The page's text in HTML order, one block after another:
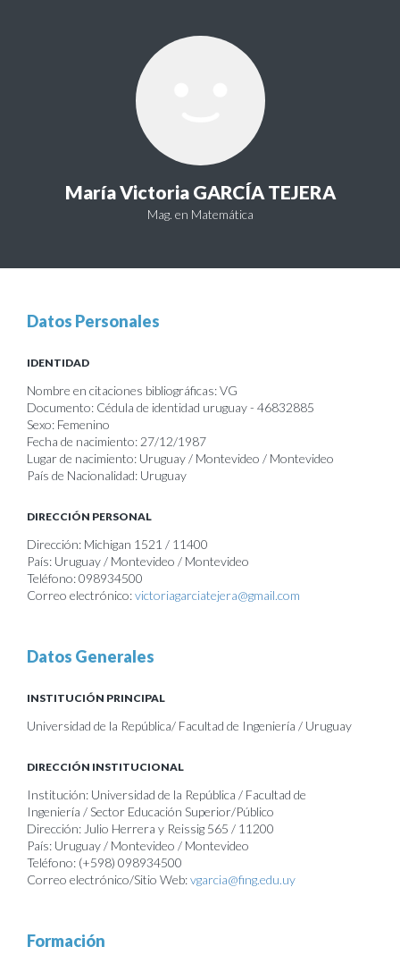
María Victoria GARCÍA TEJERA
Mag. en Matemática
Datos Personales
IDENTIDAD
Nombre en citaciones bibliográficas: VG
Documento: Cédula de identidad uruguay - 46832885
Sexo: Femenino
Fecha de nacimiento: 27/12/1987
Lugar de nacimiento: Uruguay / Montevideo / Montevideo
País de Nacionalidad: Uruguay
DIRECCIÓN PERSONAL
Dirección: Michigan 1521 / 11400
País: Uruguay / Montevideo / Montevideo
Teléfono: 098934500
Correo electrónico:victoriagarciatejera@gmail.com
Datos Generales
INSTITUCIÓN PRINCIPAL
Universidad de la República/ Facultad de Ingeniería / Uruguay
DIRECCIÓN INSTITUCIONAL
Institución: Universidad de la República / Facultad de
Ingeniería / Sector Educación Superior/Público
Dirección: Julio Herrera y Reissig 565 / 11200
País: Uruguay / Montevideo / Montevideo
Teléfono: (+598) 098934500
Correo electrónico/Sitio Web:vgarcia@fing.edu.uy
Formación